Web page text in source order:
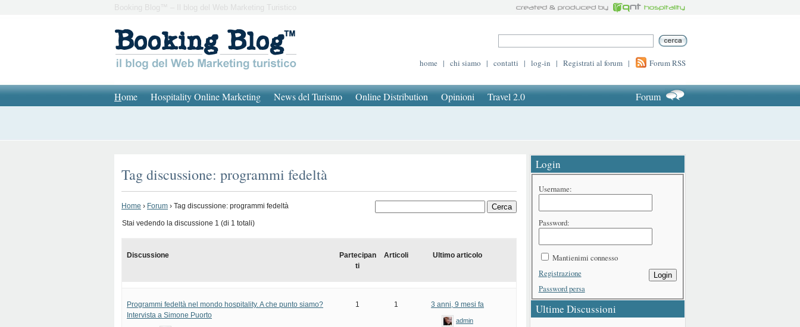
Booking Blog™ – Il blog del Web Marketing Turistico
home | chi siamo | contatti | log-in | Registrati al forum | Forum RSS
Home Hospitality Online Marketing News del Turismo Online Distribution Opinioni Travel 2.0 Forum
Tag discussione: programmi fedeltà
Home › Forum › Tag discussione: programmi fedeltà
Stai vedendo la discussione 1 (di 1 totali)
Discussione
Partecipan
ti
Articoli Ultimo articolo
Programmi fedeltà nel mondo hospitality. A che punto siamo?
Intervista a Simone Puorto
1 1 3 anni, 9 mesi fa
admin
Login
Username:
Password:
Mantienimi connesso
Login
Registrazione
Password persa
Ultime Discussioni